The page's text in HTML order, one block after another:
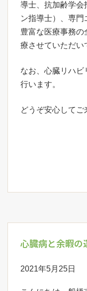
導士、抗加齢学会
ン指導士）、専
豊富な医療事務の
療させていただい
なお、心臓リハビ
行います。
どうぞ安心してご
心臓病と余暇の
2021年5月25日